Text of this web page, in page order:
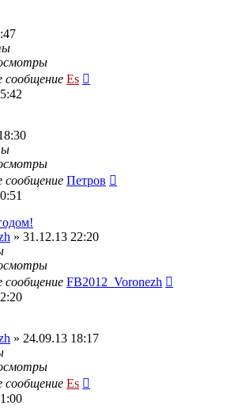
сообщение Es
сообщение Петров
» 31.12.13 22:20
сообщение FB2012_Voronezh
» 24.09.13 18:17
сообщение Es